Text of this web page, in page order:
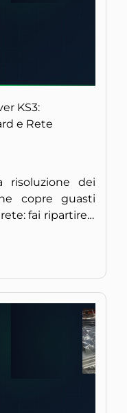
KS3:
e Rete
risoluzione dei
copre guasti
fai ripartire il